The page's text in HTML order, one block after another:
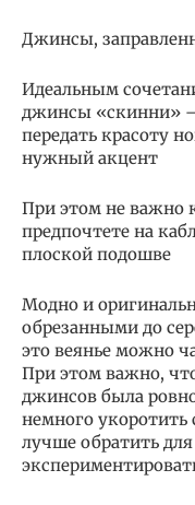
Джинсы,
Идеальным
джинсы «скинни»
передать красоту
нужный акцент
При этом не важно
предпочтете на
плоской подошве
Модно и
обрезанными до
это веянье можно
При этом важно,
джинсов была
немного укоротить
лучше обратить